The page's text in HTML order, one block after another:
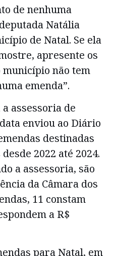
de nenhuma
Natália
de Natal. Se ela
apresente os
município não tem
emenda”.
assessoria de
enviou ao Diário
destinadas
2022 até 2024.
a assessoria, são
da Câmara dos
11 constam
a R$
para Natal, em